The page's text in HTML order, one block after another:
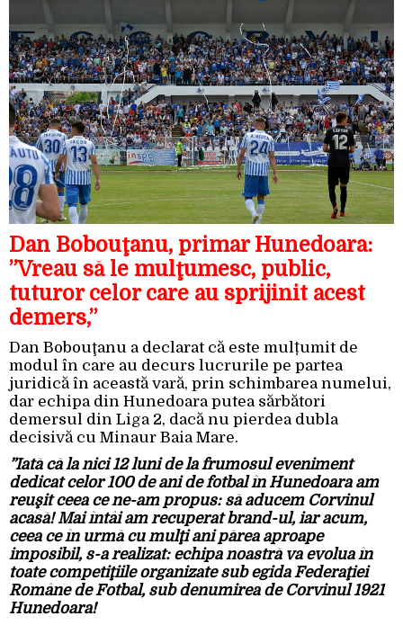
Dan Bobouţanu, primar Hunedoara:
”Vreau să le mulţumesc, public,
tuturor celor care au sprijinit acest
demers,”
Dan Bobouţanu a declarat că este mulțumit de
modul în care au decurs lucrurile pe partea
juridică în această vară, prin schimbarea numelui,
dar echipa din Hunedoara putea sărbători
demersul din Liga 2, dacă nu pierdea dubla
decisivă cu Minaur Baia Mare.
”Iată că la nici 12 luni de la frumosul eveniment
dedicat celor 100 de ani de fotbal în Hunedoara am
reuşit ceea ce ne-am propus: să aducem Corvinul
acasă! Mai întâi am recuperat brand-ul, iar acum,
ceea ce în urmă cu mulţi ani părea aproape
imposibil, s-a realizat: echipa noastră va evolua în
toate competiţiile organizate sub egida Federaţiei
Române de Fotbal, sub denumirea de Corvinul 1921
Hunedoara!